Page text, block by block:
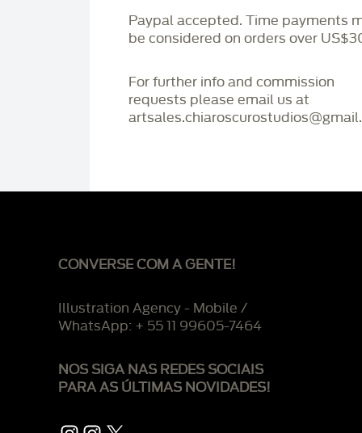
Paypal accepted. Time payments
be considered on orders over
For further info and commission
requests please email us at
CONVERSE COM A GENTE!
Illustration Agency - Mobile /
WhatsApp: + 55 11 99605-7464
NOS SIGA NAS REDES SOCIAIS
PARA AS ÚLTIMAS NOVIDADES!